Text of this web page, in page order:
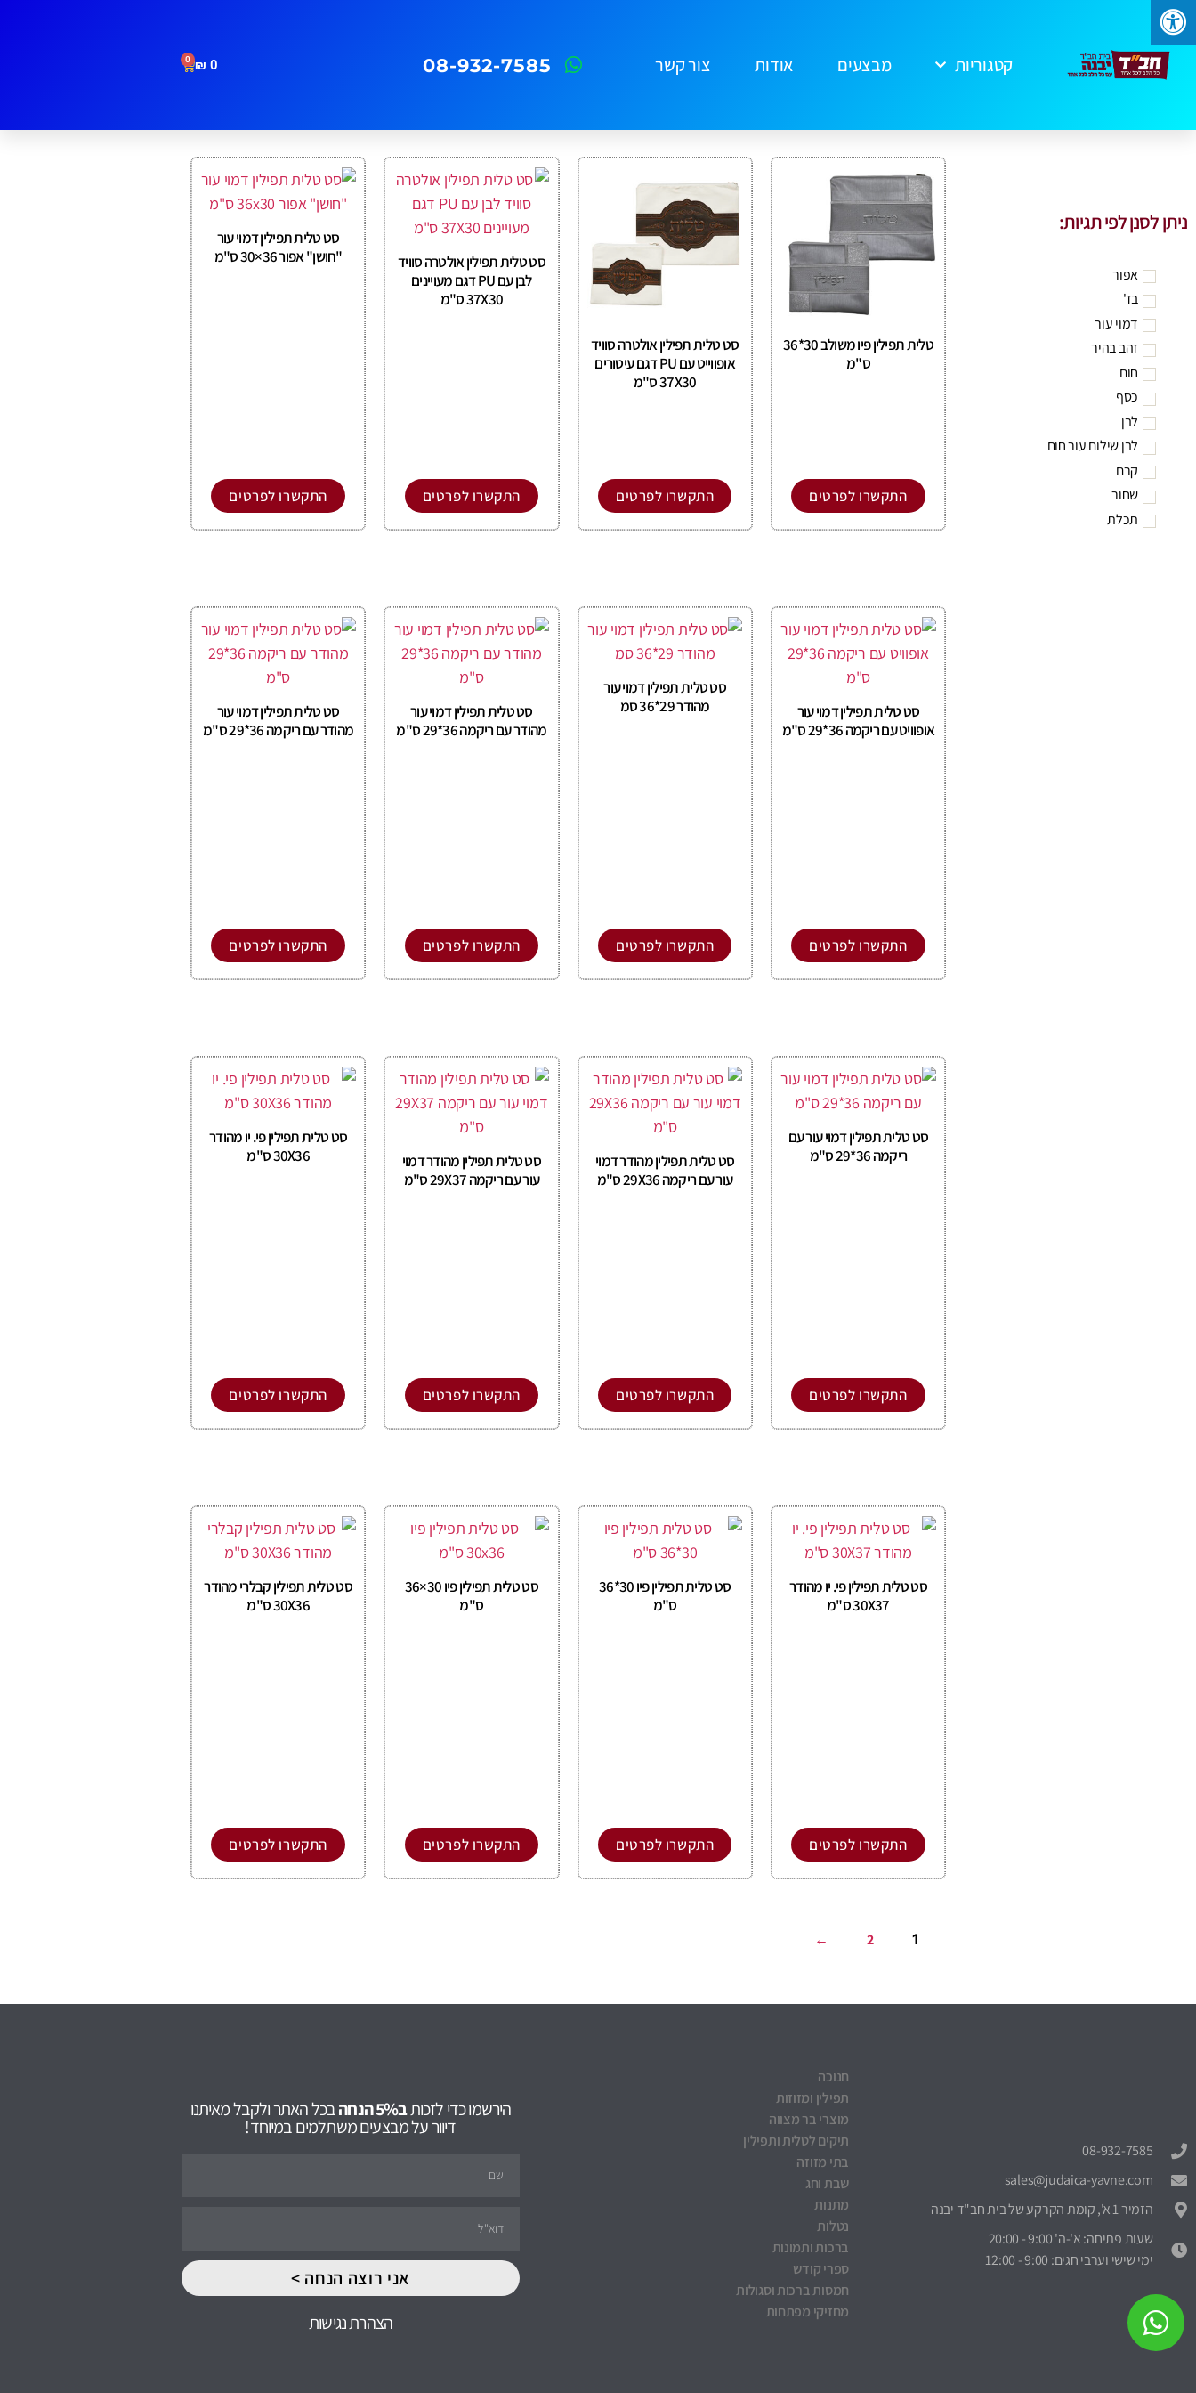
קטגוריות מבצעים אודות צור קשר 08-932-7585
0
₪
0
ניתן לסנן לפי תגיות:
אפור
בז'
דמוי עור
זהב בהיר
חום
כסף
לבן
לבן שילום עור חום
קרם
שחור
תכלת
טלית תפילין פיו משולב 30*36
ס"מ
התקשרו לפרטים
סט טלית תפילין אולטרה סוויד
אופווייט עם PU דגם עיטורים
37X30 ס"מ
התקשרו לפרטים
סט טלית תפילין אולטרה סוויד
לבן עם PU דגם מעויינים
37X30 ס"מ
התקשרו לפרטים
סט טלית תפילין דמוי עור
"חושן" אפור 36×30 ס"מ
התקשרו לפרטים
סט טלית תפילין דמוי עור
אופוויט עם ריקמה 36*29 ס"מ
התקשרו לפרטים
סט טלית תפילין דמוי עור
מהודר 29*36 סמ
התקשרו לפרטים
סט טלית תפילין דמוי עור
מהודר עם ריקמה 36*29 ס"מ
התקשרו לפרטים
סט טלית תפילין דמוי עור
מהודר עם ריקמה 36*29 ס"מ
התקשרו לפרטים
סט טלית תפילין דמוי עור עם
ריקמה 36*29 ס"מ
התקשרו לפרטים
סט טלית תפילין מהודר דמוי
עור עם ריקמה 29X36 ס"מ
התקשרו לפרטים
סט טלית תפילין מהודר דמוי
עור עם ריקמה 29X37 ס"מ
התקשרו לפרטים
סט טלית תפילין פי. יו מהודר
30X36 ס"מ
התקשרו לפרטים
סט טלית תפילין פי. יו מהודר
30X37 ס"מ
התקשרו לפרטים
סט טלית תפילין פיו 30*36
ס"מ
התקשרו לפרטים
סט טלית תפילין פיו 30×36
ס"מ
התקשרו לפרטים
סט טלית תפילין קבלרי מהודר
30X36 ס"מ
התקשרו לפרטים
1
2
←
08-932-7585
sales@judaica-yavne.com
הזמיר 1 א', קומת הקרקע של בית חב"ד יבנה
שעות פתיחה: א'-ה' 9:00 - 20:00
ימי שישי וערבי חגים: 9:00 - 12:00
חנוכה
תפילין ומזוזות
מוצרי בר מצווה
תיקים לטלית ותפילין
בתי מזוזה
שבת וחג
מתנות
נטלות
ברכות ותמונות
ספרי קודש
חמסות ברכות וסגולות
מחזיקי מפתחות
הירשמו כדי לזכותב5% הנחה בכל האתר ולקבל מאיתנו
דיוור על מבצעים משתלמים במיוחד!
אני רוצה הנחה >
הצהרת נגישות